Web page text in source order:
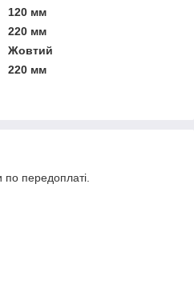
120 мм
220 мм
Жовтий
220 мм
по передоплаті.